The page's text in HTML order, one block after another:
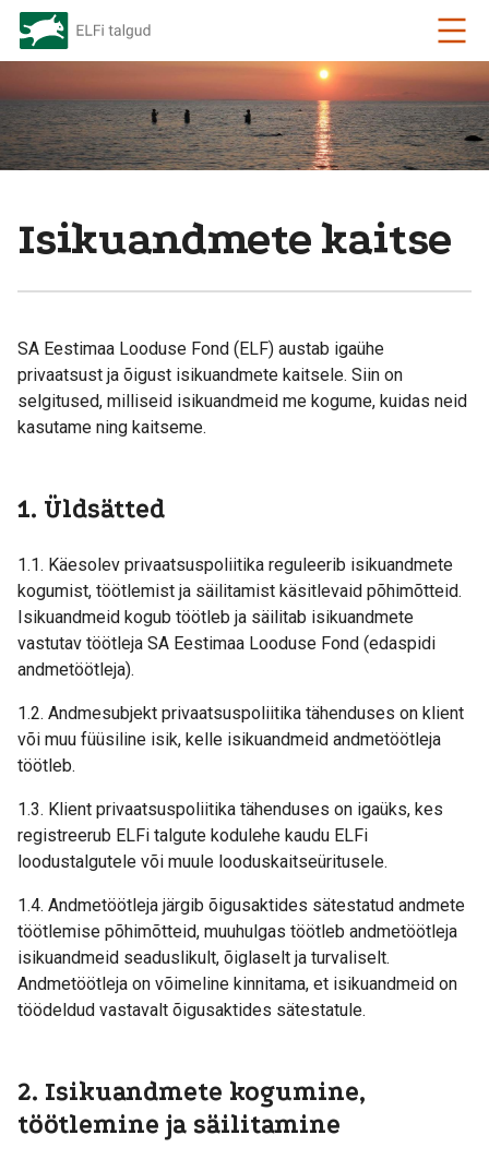
Isikuandmete kaitse
SA Eestimaa Looduse Fond (ELF) austab igaühe
privaatsust ja õigust isikuandmete kaitsele. Siin on
selgitused, milliseid isikuandmeid me kogume, kuidas neid
kasutame ning kaitseme.
1. Üldsätted
1.1. Käesolev privaatsuspoliitika reguleerib isikuandmete
kogumist, töötlemist ja säilitamist käsitlevaid põhimõtteid.
Isikuandmeid kogub töötleb ja säilitab isikuandmete
vastutav töötleja SA Eestimaa Looduse Fond (edaspidi
andmetöötleja).
1.2. Andmesubjekt privaatsuspoliitika tähenduses on klient
või muu füüsiline isik, kelle isikuandmeid andmetöötleja
töötleb.
1.3. Klient privaatsuspoliitika tähenduses on igaüks, kes
registreerub ELFi talgute kodulehe kaudu ELFi
loodustalgutele või muule looduskaitseüritusele.
1.4. Andmetöötleja järgib õigusaktides sätestatud andmete
töötlemise põhimõtteid, muuhulgas töötleb andmetöötleja
isikuandmeid seaduslikult, õiglaselt ja turvaliselt.
Andmetöötleja on võimeline kinnitama, et isikuandmeid on
töödeldud vastavalt õigusaktides sätestatule.
2. Isikuandmete kogumine,
töötlemine ja säilitamine